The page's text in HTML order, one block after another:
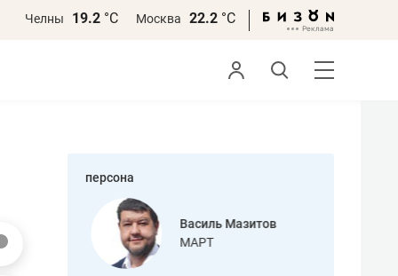
Челны 19.2 °С Москва 22.2 °С
персона
Василь Мазитов
МАРТ